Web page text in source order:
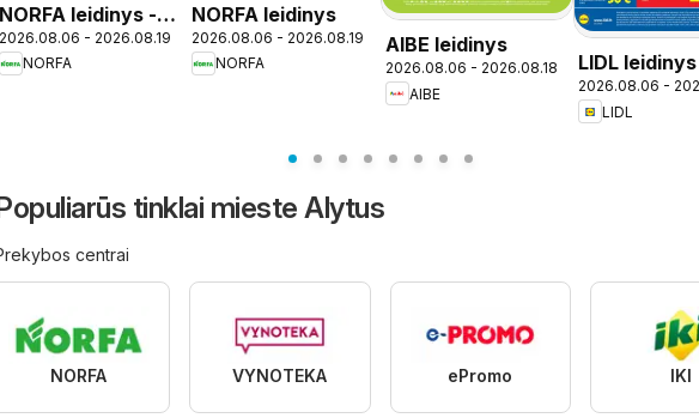
NORFA leidinys -
Mokykla
2026.08.06 - 2026.08.19
NORFA
NORFA leidinys
2026.08.06 - 2026.08.19
NORFA
AIBE leidinys
2026.08.06 - 2026.08.18
AIBE
LIDL
Nauja
Kaune
2026.08.06 -
LIDL
tinklai mieste Alytus
centrai
NORFA VYNOTEKA ePromo IKI